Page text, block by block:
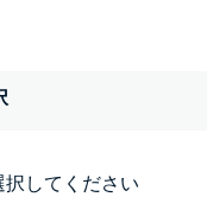
してください